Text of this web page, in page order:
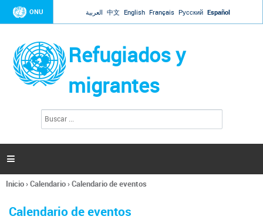
Jump to navigation
ONU العربية 中文 English Français Русский Español
Refugiados y
migrantes
l
s

Se
usted
Inicio›Calendario›Calendario de eventos
Calendario de eventos